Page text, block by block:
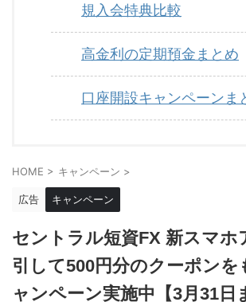
規入会特典比較
高金利の定期預金まとめ
口座開設キャンペーンま
HOME > キャンペーン >
広告 キャンペーン
セントラル短資FX 新スマホ
引して500円分のクーポンを
ャンペーン実施中【3月31日